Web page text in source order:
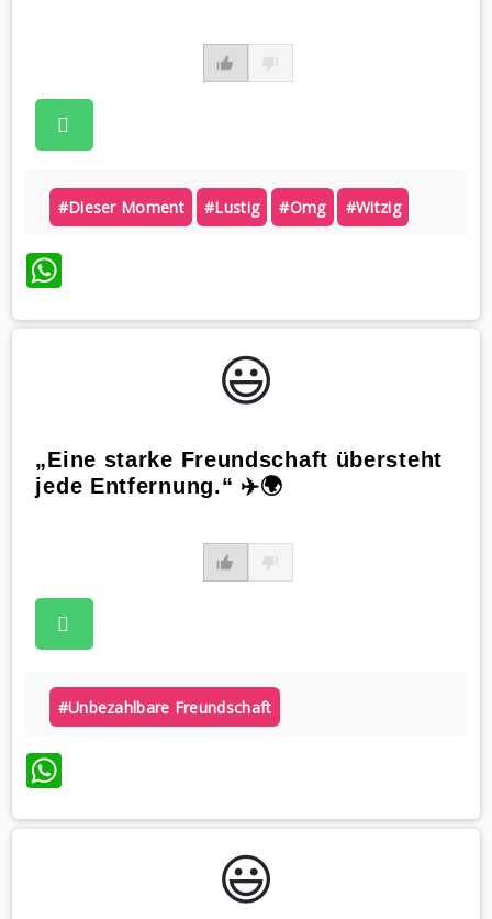
#dieser Moment #lustig #omg #witzig
WhatsApp
😃️
„Eine starke Freundschaft übersteht
jede Entfernung.“ ✈️🌍
#unbezahlbare Freundschaft
WhatsApp
😃️